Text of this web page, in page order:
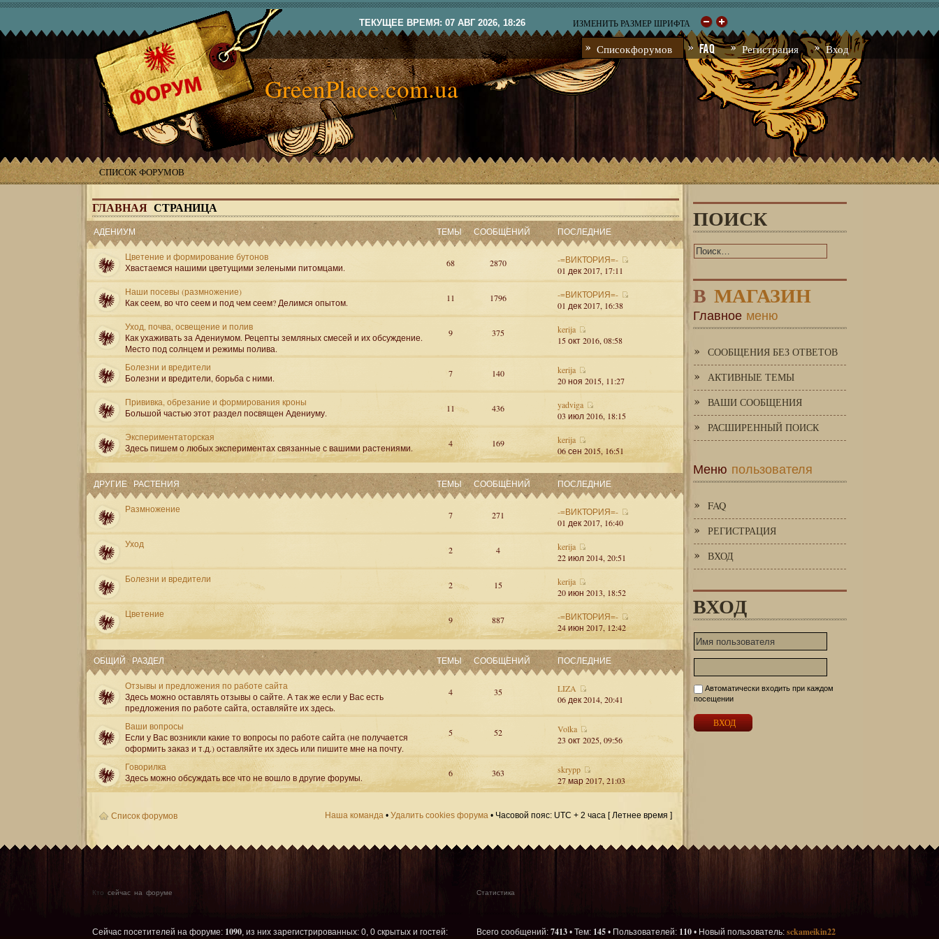
ТЕКУЩЕЕ ВРЕМЯ: 07 АВГ 2026, 18:26 ИЗМЕНИТЬ РАЗМЕР ШРИФТА
Список форумов FAQ Регистрация Вход
GreenPlace.com.ua
СПИСОК ФОРУМОВ
ГЛАВНАЯ СТРАНИЦА
АДЕНИУМ ТЕМЫ СООБЩЕНИЙ ПОСЛЕДНИЕ
Цветение и формирование бутонов
Хвастаемся нашими цветущими зелеными питомцами.
68 2870
-=ВИКТОРИЯ=-
01 дек 2017, 17:11
Наши посевы (размножение)
Как сеем, во что сеем и под чем сеем? Делимся опытом.
11 1796
-=ВИКТОРИЯ=-
01 дек 2017, 16:38
Уход, почва, освещение и полив
Как ухаживать за Адениумом. Рецепты земляных смесей и их обсуждение.
Место под солнцем и режимы полива.
9 375
kerija
15 окт 2016, 08:58
Болезни и вредители
Болезни и вредители, борьба с ними.
7 140
kerija
20 ноя 2015, 11:27
Прививка, обрезание и формирования кроны
Большой частью этот раздел посвящен Адениуму.
11 436
yadviga
03 июл 2016, 18:15
Экспериментаторская
Здесь пишем о любых экспериментах связанные с вашими растениями.
4 169
kerija
06 сен 2015, 16:51
ДРУГИЕ РАСТЕНИЯ ТЕМЫ СООБЩЕНИЙ ПОСЛЕДНИЕ
Размножение
7 271
-=ВИКТОРИЯ=-
01 дек 2017, 16:40
Уход
2 4
kerija
22 июл 2014, 20:51
Болезни и вредители
2 15
kerija
20 июн 2013, 18:52
Цветение
9 887
-=ВИКТОРИЯ=-
24 июн 2017, 12:42
ОБЩИЙ РАЗДЕЛ ТЕМЫ СООБЩЕНИЙ ПОСЛЕДНИЕ
Отзывы и предложения по работе сайта
Здесь можно оставлять отзывы о сайте. А так же если у Вас есть
предложения по работе сайта, оставляйте их здесь.
4 35
LIZA
06 дек 2014, 20:41
Ваши вопросы
Если у Вас возникли какие то вопросы по работе сайта (не получается
оформить заказ и т.д.) оставляйте их здесь или пишите мне на почту.
5 52
Volka
23 окт 2025, 09:56
Говорилка
Здесь можно обсуждать все что не вошло в другие форумы.
6 363
skrypp
27 мар 2017, 21:03
Список форумов Наша команда • Удалить cookies форума • Часовой пояс: UTC + 2 часа [ Летнее время ]
ПОИСК
В МАГАЗИН
Главное меню
СООБЩЕНИЯ БЕЗ ОТВЕТОВ
АКТИВНЫЕ ТЕМЫ
ВАШИ СООБЩЕНИЯ
РАСШИРЕННЫЙ ПОИСК
Меню пользователя
FAQ
РЕГИСТРАЦИЯ
ВХОД
ВХОД
Автоматически входить при каждом
посещении
Кто сейчас на форуме
Сейчас посетителей на форуме: 1090, из них зарегистрированных: 0, 0 скрытых и гостей:
Статистика
Всего сообщений: 7413 • Тем: 145 • Пользователей: 110 • Новый пользователь: sckameikin22